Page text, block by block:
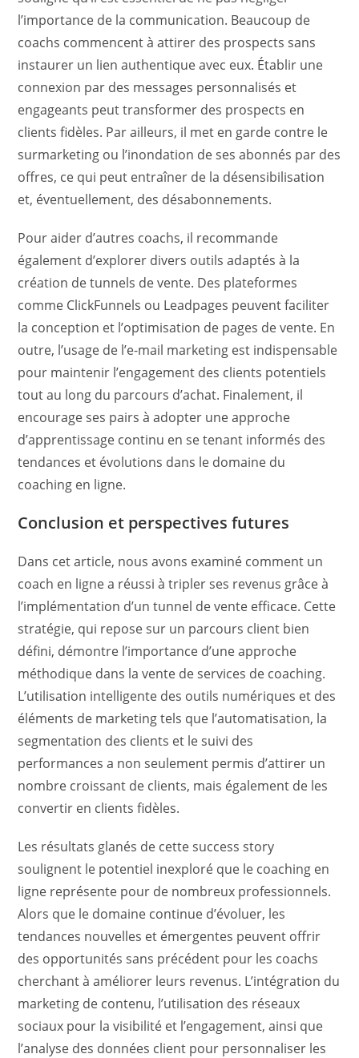
l’importance de la communication. Beaucoup de
coachs commencent à attirer des prospects sans
instaurer un lien authentique avec eux. Établir une
connexion par des messages personnalisés et
engageants peut transformer des prospects en
clients fidèles. Par ailleurs, il met en garde contre le
surmarketing ou l’inondation de ses abonnés par des
offres, ce qui peut entraîner de la désensibilisation
et, éventuellement, des désabonnements.
Pour aider d’autres coachs, il recommande
également d’explorer divers outils adaptés à la
création de tunnels de vente. Des plateformes
comme ClickFunnels ou Leadpages peuvent faciliter
la conception et l’optimisation de pages de vente. En
outre, l’usage de l’e-mail marketing est indispensable
pour maintenir l’engagement des clients potentiels
tout au long du parcours d’achat. Finalement, il
encourage ses pairs à adopter une approche
d’apprentissage continu en se tenant informés des
tendances et évolutions dans le domaine du
coaching en ligne.
Conclusion et perspectives futures
Dans cet article, nous avons examiné comment un
coach en ligne a réussi à tripler ses revenus grâce à
l’implémentation d’un tunnel de vente efficace. Cette
stratégie, qui repose sur un parcours client bien
défini, démontre l’importance d’une approche
méthodique dans la vente de services de coaching.
L’utilisation intelligente des outils numériques et des
éléments de marketing tels que l’automatisation, la
segmentation des clients et le suivi des
performances a non seulement permis d’attirer un
nombre croissant de clients, mais également de les
convertir en clients fidèles.
Les résultats glanés de cette success story
soulignent le potentiel inexploré que le coaching en
ligne représente pour de nombreux professionnels.
Alors que le domaine continue d’évoluer, les
tendances nouvelles et émergentes peuvent offrir
des opportunités sans précédent pour les coachs
cherchant à améliorer leurs revenus. L’intégration du
marketing de contenu, l’utilisation des réseaux
sociaux pour la visibilité et l’engagement, ainsi que
l’analyse des données client pour personnaliser les